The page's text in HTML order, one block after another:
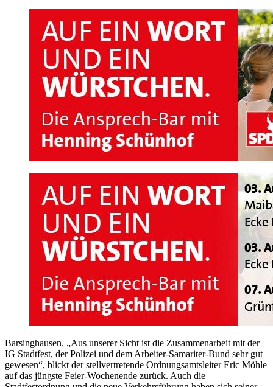
Barsinghausen. „Aus unserer Sicht ist die Zusammenarbeit mit der
IG Stadtfest, der Polizei und dem Arbeiter-Samariter-Bund sehr gut
gewesen“, blickt der stellvertretende Ordnungsamtsleiter Eric Möhle
auf das jüngste Feier-Wochenende zurück. Auch die